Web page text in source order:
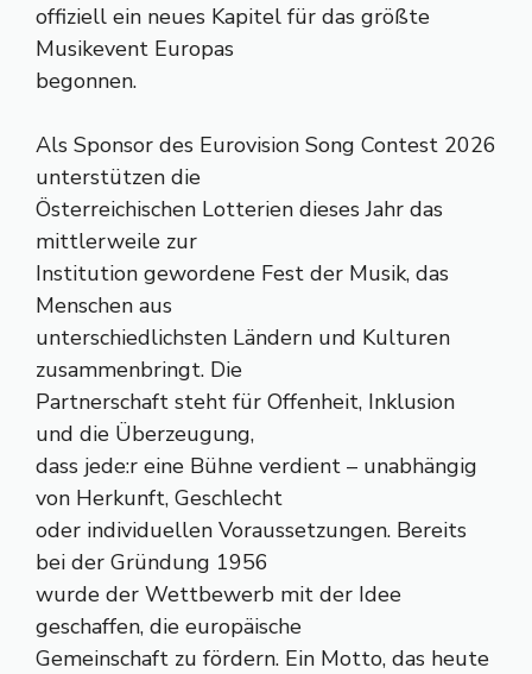
offiziell ein neues Kapitel für das größte
Musikevent Europas
begonnen.
Als Sponsor des Eurovision Song Contest 2026
unterstützen die
Österreichischen Lotterien dieses Jahr das
mittlerweile zur
Institution gewordene Fest der Musik, das
Menschen aus
unterschiedlichsten Ländern und Kulturen
zusammenbringt. Die
Partnerschaft steht für Offenheit, Inklusion
und die Überzeugung,
dass jede:r eine Bühne verdient – unabhängig
von Herkunft, Geschlecht
oder individuellen Voraussetzungen. Bereits
bei der Gründung 1956
wurde der Wettbewerb mit der Idee
geschaffen, die europäische
Gemeinschaft zu fördern. Ein Motto, das heute